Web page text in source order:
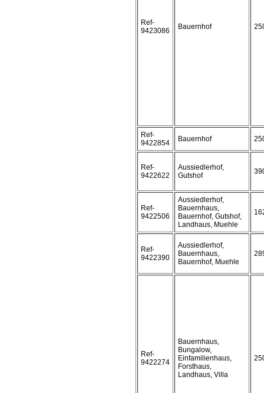
Ref-
9423086
Bauernhof
Ref-
9422854
Bauernhof
Ref-
9422622
Aussiedlerhof,
Gutshof
Ref-
9422506
Aussiedlerhof,
Bauernhaus,
Bauernhof, Gutshof,
Landhaus, Muehle
Ref-
9422390
Aussiedlerhof,
Bauernhaus,
Bauernhof, Muehle
Ref-
9422274
Bauernhaus,
Bungalow,
Einfamilienhaus,
Forsthaus,
Landhaus, Villa